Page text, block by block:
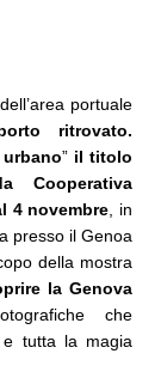
portuale
ritrovato.
” il titolo
Cooperativa
4 novembre , in
presso il Genoa
della mostra
la Genova
che
e tutta la magia